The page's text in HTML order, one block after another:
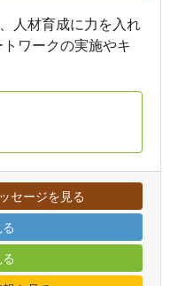
人材育成に力を入れ
ワークの実施やキ
セージを見る